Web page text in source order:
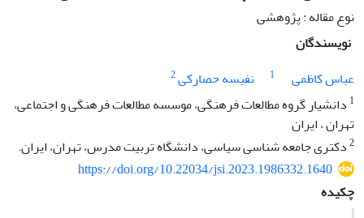
نوع مقاله : پژوهشی
نویسندگان
عباس کاظمی
1 نفیسه حصارکی2
1 دانشیار گروه مطالعات فرهنگی، موسسه مطالعات فرهنگی و اجتماعی،
تهران ، ایران
2دکتری جامعه شناسی سیاسی، دانشگاه تربیت مدرس، تهران، ایران.
https://doi.org/10.22034/jsi.2023.1986332.1640
چکیده